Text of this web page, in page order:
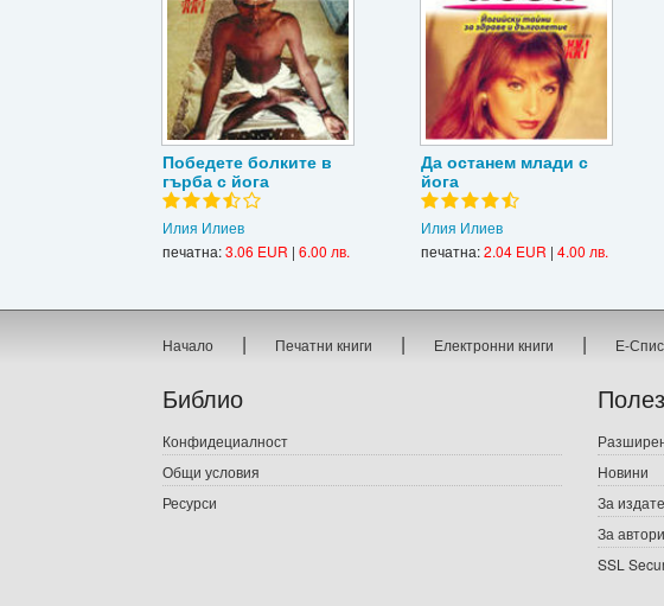
Победете болките в
гърба с йога
Илия Илиев
печатна:3.06 EUR | 6.00 лв.
Да останем млади с
йога
Илия Илиев
печатна:2.04 EUR | 4.00 лв.
Начало | Печатни книги | Електронни книги | Е-
Библио
Конфидециалност
Общи условия
Ресурси
Новини
За
За автори
SSL